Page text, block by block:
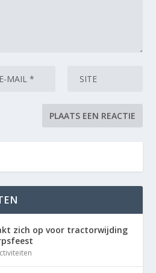
zich op voor tractorwijding